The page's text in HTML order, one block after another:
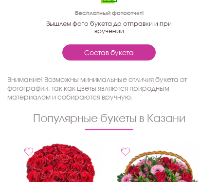
Бесплатный фотоотчёт!
Вышлем фото букета до отправки и при
вручении
Состав букета
Внимание! Возможны минимальные отличия букета от
фотографии, так как цветы являются природным
материалом и собираются вручную.
Популярные букеты в Казани